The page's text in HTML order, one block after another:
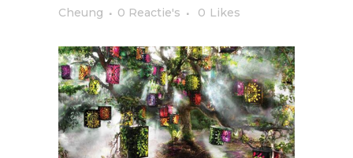
Cheung
0 Reactie's 0 Likes